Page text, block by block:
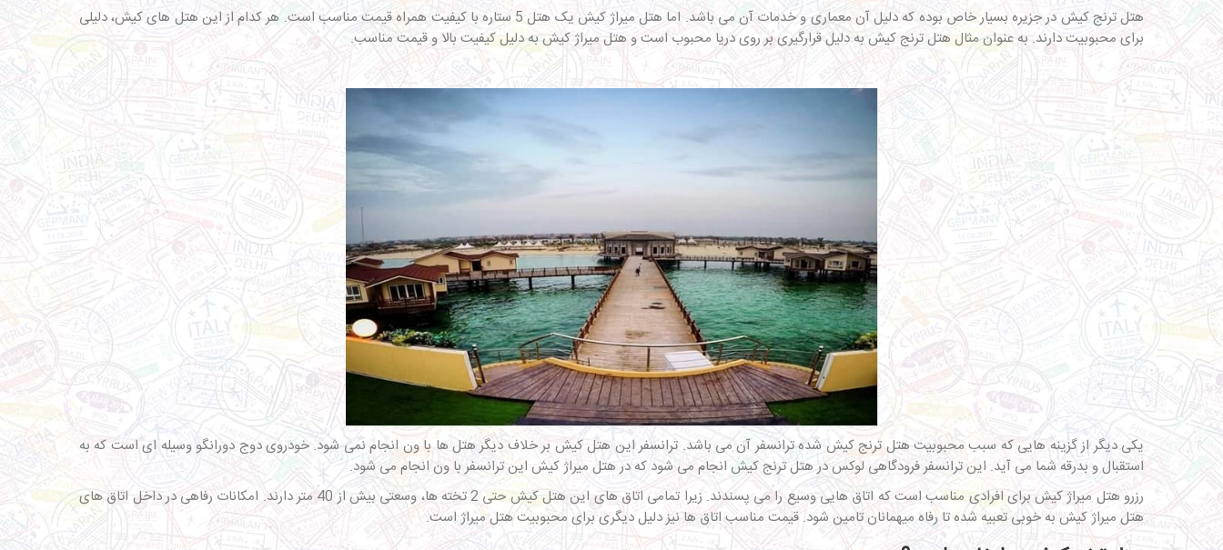
هتل ترنج کیش
در جزیره بسیار خاص بوده که دلیل آن معماری و خدمات آن می باشد. اما هتل میراژ کیش یک هتل 5 ستاره با کیفیت همراه قیمت مناسب است. هر کدام از این هتل های کیش، دلیلی
برای محبوبیت دارند. به عنوان مثال هتل ترنج کیش به دلیل قرارگیری بر روی دریا محبوب است و هتل میراژ کیش به دلیل کیفیت بالا و قیمت مناسب.
یکی دیگر از گزینه هایی که سبب محبوبیت هتل ترنج کیش شده ترانسفر آن می باشد. ترانسفر این هتل کیش بر خلاف دیگر هتل ها با ون انجام نمی شود. خودروی دوج دورانگو وسیله ای است که به
استقبال و بدرقه شما می آید. این ترانسفر فرودگاهی لوکس در هتل ترنج کیش انجام می شود که در هتل میراژ کیش این ترانسفر با ون انجام می شود.
رزرو هتل میراژ کیش
برای افرادی مناسب است که اتاق هایی وسیع را می پسندند. زیرا تمامی اتاق های این هتل کیش حتی 2 تخته ها، وسعتی بیش از 40 متر دارند. امکانات رفاهی در داخل اتاق های
هتل میراژ کیش به خوبی تعبیه شده تا رفاه میهمانان تامین شود. قیمت مناسب اتاق ها نیز دلیل دیگری برای محبوبیت هتل میراژ است.